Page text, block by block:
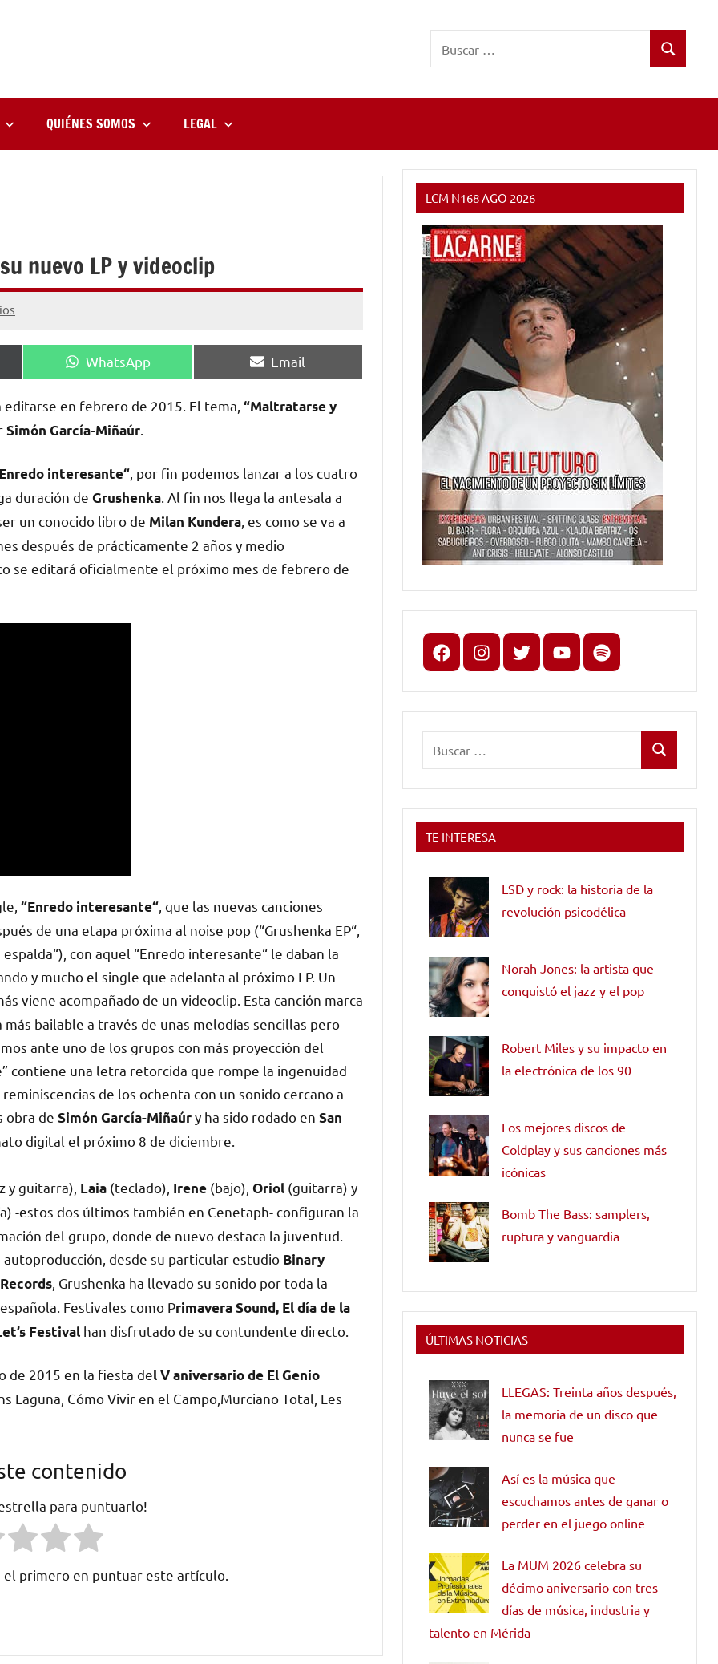
Buscar
QUIÉNES SOMOS LEGAL
nuevo LP y videoclip
Compartir
en
WhatsApp
Compartir
en
Email
en febrero de 2015. El tema, “Maltratarse y
Simón García-Miñaúr
interesante“ , ​por fin podemos lanzar a los cuatro
duración de Grushenka . Al fin nos llega la antesala a
un conocido libro de Milan Kundera , es como se va a
después de​ prácticamente​​​ 2 años ​y medio
se editará oficialmente el próximo mes de febrero de
​ “Enredo interesante“ ​,​ que las nuevas canciones
de una etapa próxima al noise pop (“Grushenka EP“,
​con aquel “Enredo interesante“​ ​le daba​n ​​la
y mucho ​el single que adelanta al próximo LP. Un
viene acompañado de un videoclip. Esta canción marca
bailable a través de unas melodías sencillas pero
ante uno de los grupos con más proyección del
contiene una letra retorcida que rompe la ingenuidad
de los ochenta con un sonido cercano a
obra de Simón García-Miñaúry ha sido rodado en San
digital el próximo 8 de diciembre.
y guitarra), Laia (teclado), Irene (bajo), Oriol (guitarra) y
-estos dos últimos también en Cenetaph- configuran la
del grupo, donde de nuevo destaca la juventud.
autoproducción, desde su particular estudio Binary​ ​
, Grushenka ha llevado su sonido por toda la
Festivales como Primavera Sound, El día de la
Festival han ​disfrutado de su contundente directo.
de 2015 en la fiesta del V aniversario de El Genio
Laguna, Cómo Vivir en el Campo,Murciano Total, Les
contenido
para puntuarlo!
el primero en puntuar este artículo.
LCM N168 AGO 2026
FacebookInstagram
X youtubespotify
Buscar
TE INTERESA
LSD y rock: la historia de la
revolución psicodélica
Norah Jones: la artista que
conquistó el jazz y el pop
Robert Miles y su impacto en
la electrónica de los 90
Los mejores discos de
Coldplay y sus canciones más
icónicas
Bomb The Bass: samplers,
ruptura y vanguardia
ÚLTIMAS NOTICIAS
LLEGAS: Treinta años después,
la memoria de un disco que
nunca se fue
Así es la música que
escuchamos antes de ganar o
perder en el juego online
La MUM 2026 celebra su
décimo aniversario con tres
días de música, industria y
talento en Mérida